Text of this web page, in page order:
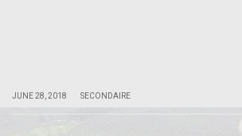
JUNE 28, 2018 SECONDAIRE